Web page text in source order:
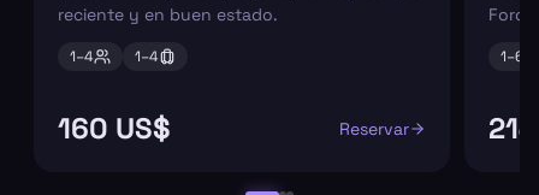
reciente y en buen estado.
1–4 1–4
160 US$ Reservar
Ford
1–6